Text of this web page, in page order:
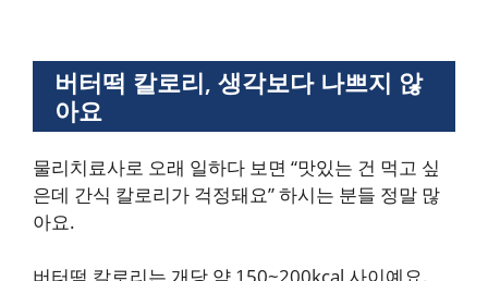
버터떡 칼로리, 생각보다 나쁘지 않
아요
물리치료사로 오래 일하다 보면 “맛있는 건 먹고 싶
은데 간식 칼로리가 걱정돼요” 하시는 분들 정말 많
아요.